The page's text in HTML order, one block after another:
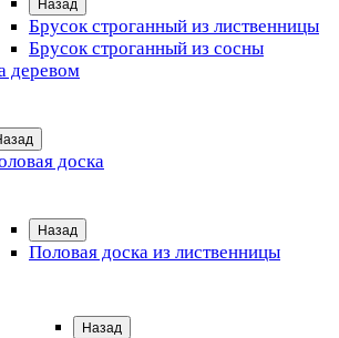
Назад
Брусок строганный из лиственницы
Брусок строганный из сосны
деревом
доска
Назад
Половая доска из лиственницы
Назад